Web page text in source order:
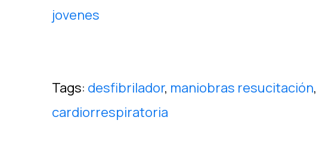
jovenes
Tags: desfibrilador, maniobras resucitación,
cardiorrespiratoria